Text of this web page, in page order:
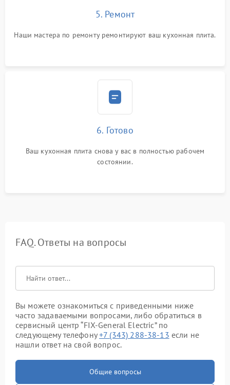
5. Ремонт
Наши мастера по ремонту ремонтируют ваш кухонная плита.
6. Готово
Ваш кухонная плита снова у вас в полностью рабочем
состоянии.
FAQ. Ответы на вопросы
Вы можете ознакомиться с приведенными ниже
часто задаваемыми вопросами, либо обратиться в
сервисный центр “FIX-General Electric” по
следующему телефону+7 (343) 288-38-13 если не
нашли ответ на свой вопрос.
Общие вопросы